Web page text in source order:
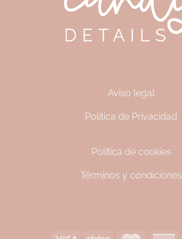
Aviso legal
Política de Privacidad
Política de cookies
Términos y condiciones